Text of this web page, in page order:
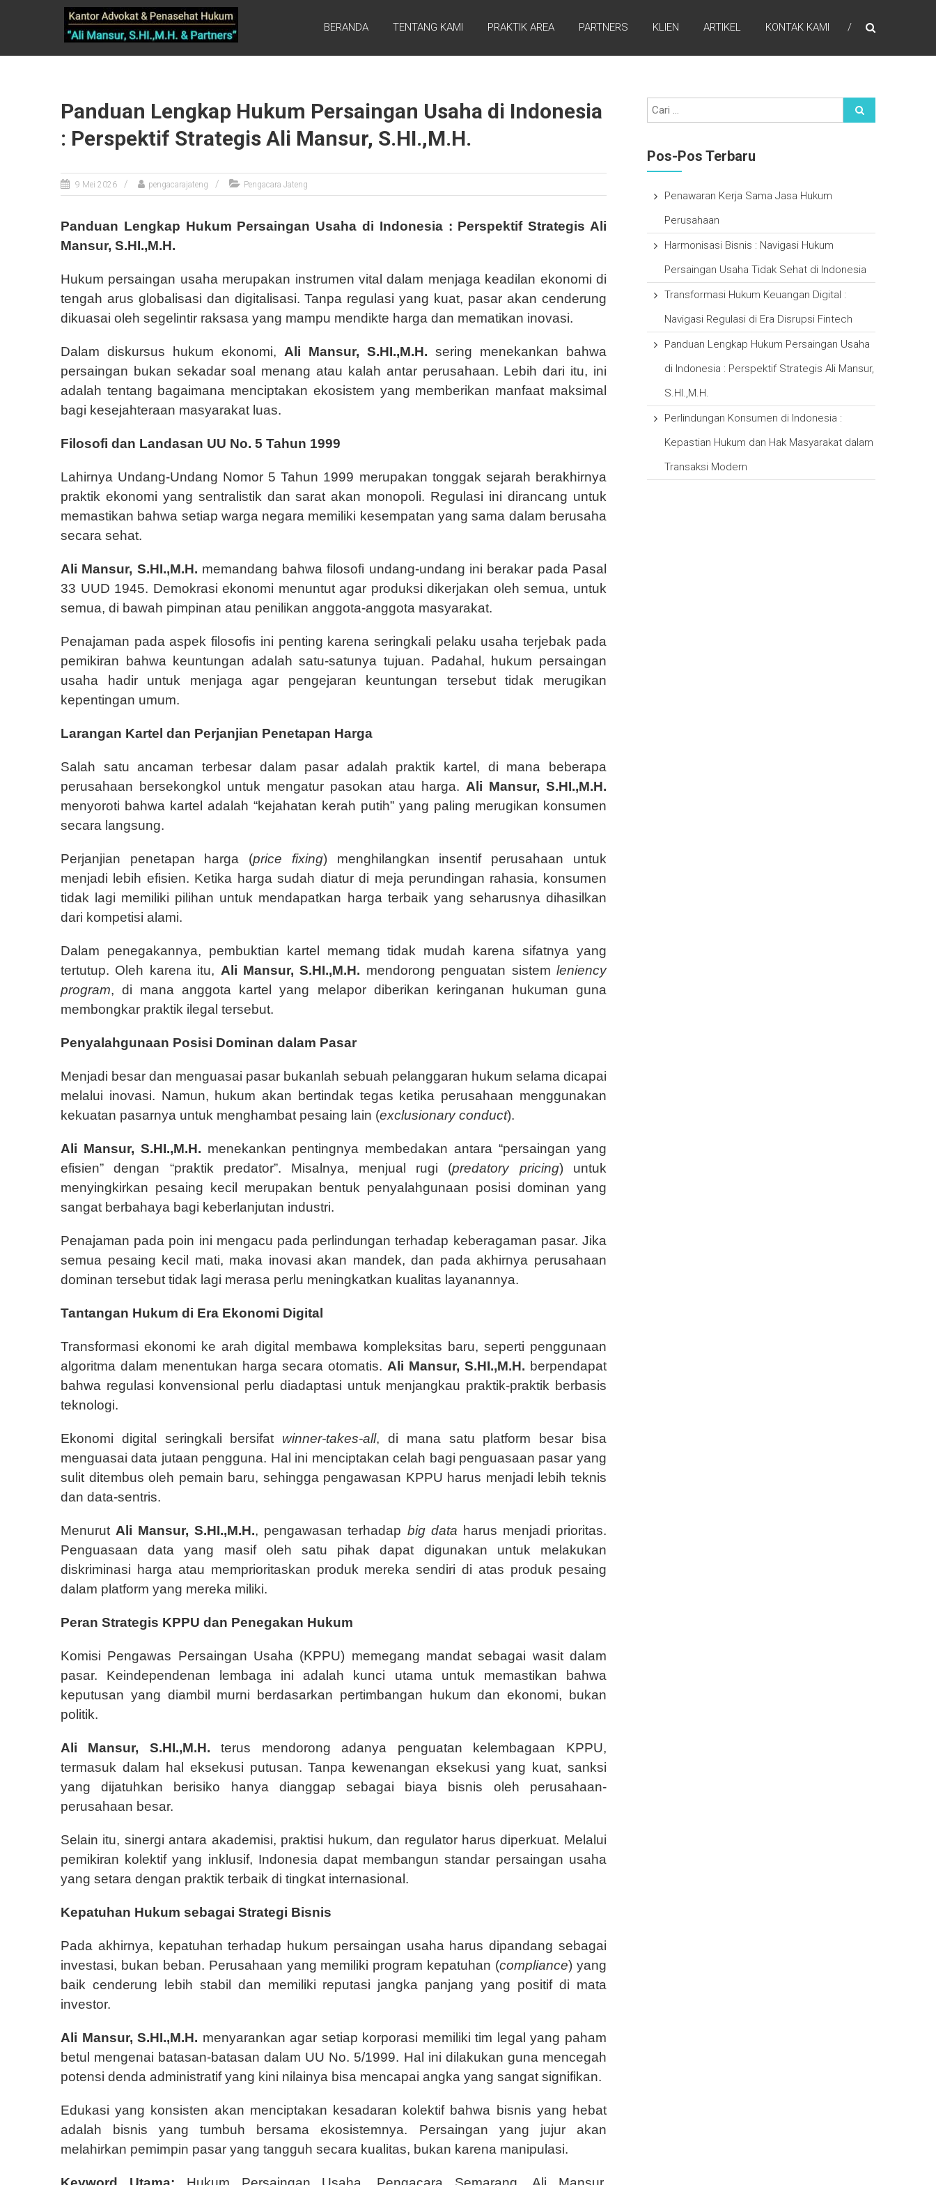
PENGACARA
SEMARANG
S.HI.,M.H &
BERANDA TENTANG KAMI PRAKTIK AREA PARTNERS KLIEN ARTIKEL KONTAK KAMI
Panduan Lengkap Hukum Persaingan Usaha di Indonesia
: Perspektif Strategis Ali Mansur, S.HI.,M.H.
9 Mei 2026 pengacarajateng Pengacara Jateng
Panduan Lengkap Hukum Persaingan Usaha di Indonesia : Perspektif Strategis Ali
Mansur, S.HI.,M.H.
Hukum persaingan usaha merupakan instrumen vital dalam menjaga keadilan ekonomi di
tengah arus globalisasi dan digitalisasi. Tanpa regulasi yang kuat, pasar akan cenderung
dikuasai oleh segelintir raksasa yang mampu mendikte harga dan mematikan inovasi.
Dalam diskursus hukum ekonomi, Ali Mansur, S.HI.,M.H. sering menekankan bahwa
persaingan bukan sekadar soal menang atau kalah antar perusahaan. Lebih dari itu, ini
adalah tentang bagaimana menciptakan ekosistem yang memberikan manfaat maksimal
bagi kesejahteraan masyarakat luas.
Filosofi dan Landasan UU No. 5 Tahun 1999
Lahirnya Undang-Undang Nomor 5 Tahun 1999 merupakan tonggak sejarah berakhirnya
praktik ekonomi yang sentralistik dan sarat akan monopoli. Regulasi ini dirancang untuk
memastikan bahwa setiap warga negara memiliki kesempatan yang sama dalam berusaha
secara sehat.
Ali Mansur, S.HI.,M.H. memandang bahwa filosofi undang-undang ini berakar pada Pasal
33 UUD 1945. Demokrasi ekonomi menuntut agar produksi dikerjakan oleh semua, untuk
semua, di bawah pimpinan atau penilikan anggota-anggota masyarakat.
Penajaman pada aspek filosofis ini penting karena seringkali pelaku usaha terjebak pada
pemikiran bahwa keuntungan adalah satu-satunya tujuan. Padahal, hukum persaingan
usaha hadir untuk menjaga agar pengejaran keuntungan tersebut tidak merugikan
kepentingan umum.
Larangan Kartel dan Perjanjian Penetapan Harga
Salah satu ancaman terbesar dalam pasar adalah praktik kartel, di mana beberapa
perusahaan bersekongkol untuk mengatur pasokan atau harga. Ali Mansur, S.HI.,M.H.
menyoroti bahwa kartel adalah “kejahatan kerah putih” yang paling merugikan konsumen
secara langsung.
Perjanjian penetapan harga (price fixing) menghilangkan insentif perusahaan untuk
menjadi lebih efisien. Ketika harga sudah diatur di meja perundingan rahasia, konsumen
tidak lagi memiliki pilihan untuk mendapatkan harga terbaik yang seharusnya dihasilkan
dari kompetisi alami.
Dalam penegakannya, pembuktian kartel memang tidak mudah karena sifatnya yang
tertutup. Oleh karena itu, Ali Mansur, S.HI.,M.H. mendorong penguatan sistem leniency
program, di mana anggota kartel yang melapor diberikan keringanan hukuman guna
membongkar praktik ilegal tersebut.
Penyalahgunaan Posisi Dominan dalam Pasar
Menjadi besar dan menguasai pasar bukanlah sebuah pelanggaran hukum selama dicapai
melalui inovasi. Namun, hukum akan bertindak tegas ketika perusahaan menggunakan
kekuatan pasarnya untuk menghambat pesaing lain (exclusionary conduct).
Ali Mansur, S.HI.,M.H. menekankan pentingnya membedakan antara “persaingan yang
efisien” dengan “praktik predator”. Misalnya, menjual rugi (predatory pricing) untuk
menyingkirkan pesaing kecil merupakan bentuk penyalahgunaan posisi dominan yang
sangat berbahaya bagi keberlanjutan industri.
Penajaman pada poin ini mengacu pada perlindungan terhadap keberagaman pasar. Jika
semua pesaing kecil mati, maka inovasi akan mandek, dan pada akhirnya perusahaan
dominan tersebut tidak lagi merasa perlu meningkatkan kualitas layanannya.
Tantangan Hukum di Era Ekonomi Digital
Transformasi ekonomi ke arah digital membawa kompleksitas baru, seperti penggunaan
algoritma dalam menentukan harga secara otomatis. Ali Mansur, S.HI.,M.H. berpendapat
bahwa regulasi konvensional perlu diadaptasi untuk menjangkau praktik-praktik berbasis
teknologi.
Ekonomi digital seringkali bersifat winner-takes-all, di mana satu platform besar bisa
menguasai data jutaan pengguna. Hal ini menciptakan celah bagi penguasaan pasar yang
sulit ditembus oleh pemain baru, sehingga pengawasan KPPU harus menjadi lebih teknis
dan data-sentris.
Menurut Ali Mansur, S.HI.,M.H., pengawasan terhadap big data harus menjadi prioritas.
Penguasaan data yang masif oleh satu pihak dapat digunakan untuk melakukan
diskriminasi harga atau memprioritaskan produk mereka sendiri di atas produk pesaing
dalam platform yang mereka miliki.
Peran Strategis KPPU dan Penegakan Hukum
Komisi Pengawas Persaingan Usaha (KPPU) memegang mandat sebagai wasit dalam
pasar. Keindependenan lembaga ini adalah kunci utama untuk memastikan bahwa
keputusan yang diambil murni berdasarkan pertimbangan hukum dan ekonomi, bukan
politik.
Ali Mansur, S.HI.,M.H. terus mendorong adanya penguatan kelembagaan KPPU,
termasuk dalam hal eksekusi putusan. Tanpa kewenangan eksekusi yang kuat, sanksi
yang dijatuhkan berisiko hanya dianggap sebagai biaya bisnis oleh perusahaan-
perusahaan besar.
Selain itu, sinergi antara akademisi, praktisi hukum, dan regulator harus diperkuat. Melalui
pemikiran kolektif yang inklusif, Indonesia dapat membangun standar persaingan usaha
yang setara dengan praktik terbaik di tingkat internasional.
Kepatuhan Hukum sebagai Strategi Bisnis
Pada akhirnya, kepatuhan terhadap hukum persaingan usaha harus dipandang sebagai
investasi, bukan beban. Perusahaan yang memiliki program kepatuhan (compliance) yang
baik cenderung lebih stabil dan memiliki reputasi jangka panjang yang positif di mata
investor.
Ali Mansur, S.HI.,M.H. menyarankan agar setiap korporasi memiliki tim legal yang paham
betul mengenai batasan-batasan dalam UU No. 5/1999. Hal ini dilakukan guna mencegah
potensi denda administratif yang kini nilainya bisa mencapai angka yang sangat signifikan.
Edukasi yang konsisten akan menciptakan kesadaran kolektif bahwa bisnis yang hebat
adalah bisnis yang tumbuh bersama ekosistemnya. Persaingan yang jujur akan
melahirkan pemimpin pasar yang tangguh secara kualitas, bukan karena manipulasi.
Pos-Pos Terbaru
Penawaran Kerja Sama Jasa Hukum
Perusahaan
Harmonisasi Bisnis : Navigasi Hukum
Persaingan Usaha Tidak Sehat di Indonesia
Transformasi Hukum Keuangan Digital :
Navigasi Regulasi di Era Disrupsi Fintech
Panduan Lengkap Hukum Persaingan Usaha
di Indonesia : Perspektif Strategis Ali Mansur,
S.HI.,M.H.
Perlindungan Konsumen di Indonesia :
Kepastian Hukum dan Hak Masyarakat dalam
Transaksi Modern